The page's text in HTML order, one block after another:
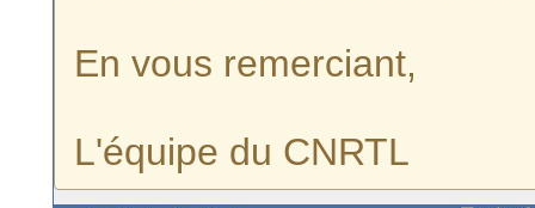
En vous remerciant,
L'équipe du CNRTL